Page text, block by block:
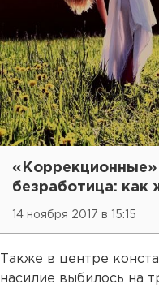
«Коррекционные»
безработица: как
14 ноября 2017 в 15:15
Также в центре
насилие выбилось на